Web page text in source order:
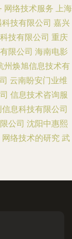
网络技术服务 上海
技有限公司 嘉兴
技有限公司 重庆
限公司 海南电影
州焕旭信息技术有
云南盼安门业维
信息技术咨询服
息科技有限公司
公司 沈阳中惠熙
网络技术的研究 武